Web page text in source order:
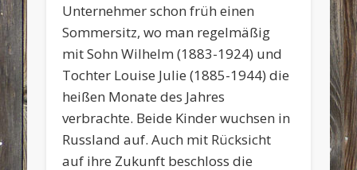
Unternehmer schon früh einen
Sommersitz, wo man regelmäßig
mit Sohn Wilhelm (1883-1924) und
Tochter Louise Julie (1885-1944) die
heißen Monate des Jahres
verbrachte. Beide Kinder wuchsen in
Russland auf. Auch mit Rücksicht
auf ihre Zukunft beschloss die